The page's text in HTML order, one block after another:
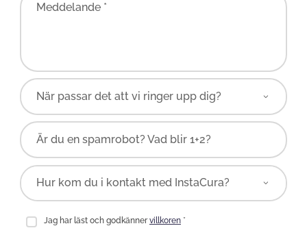
Meddelande *
Är du en spamrobot? Vad blir 1+2?
Jag har läst och godkännervillkoren*